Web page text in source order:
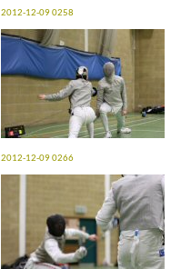
2012-12-09 0258
2012-12-09 0266